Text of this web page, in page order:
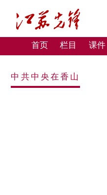
首页 栏目 课件
中共中央在香山